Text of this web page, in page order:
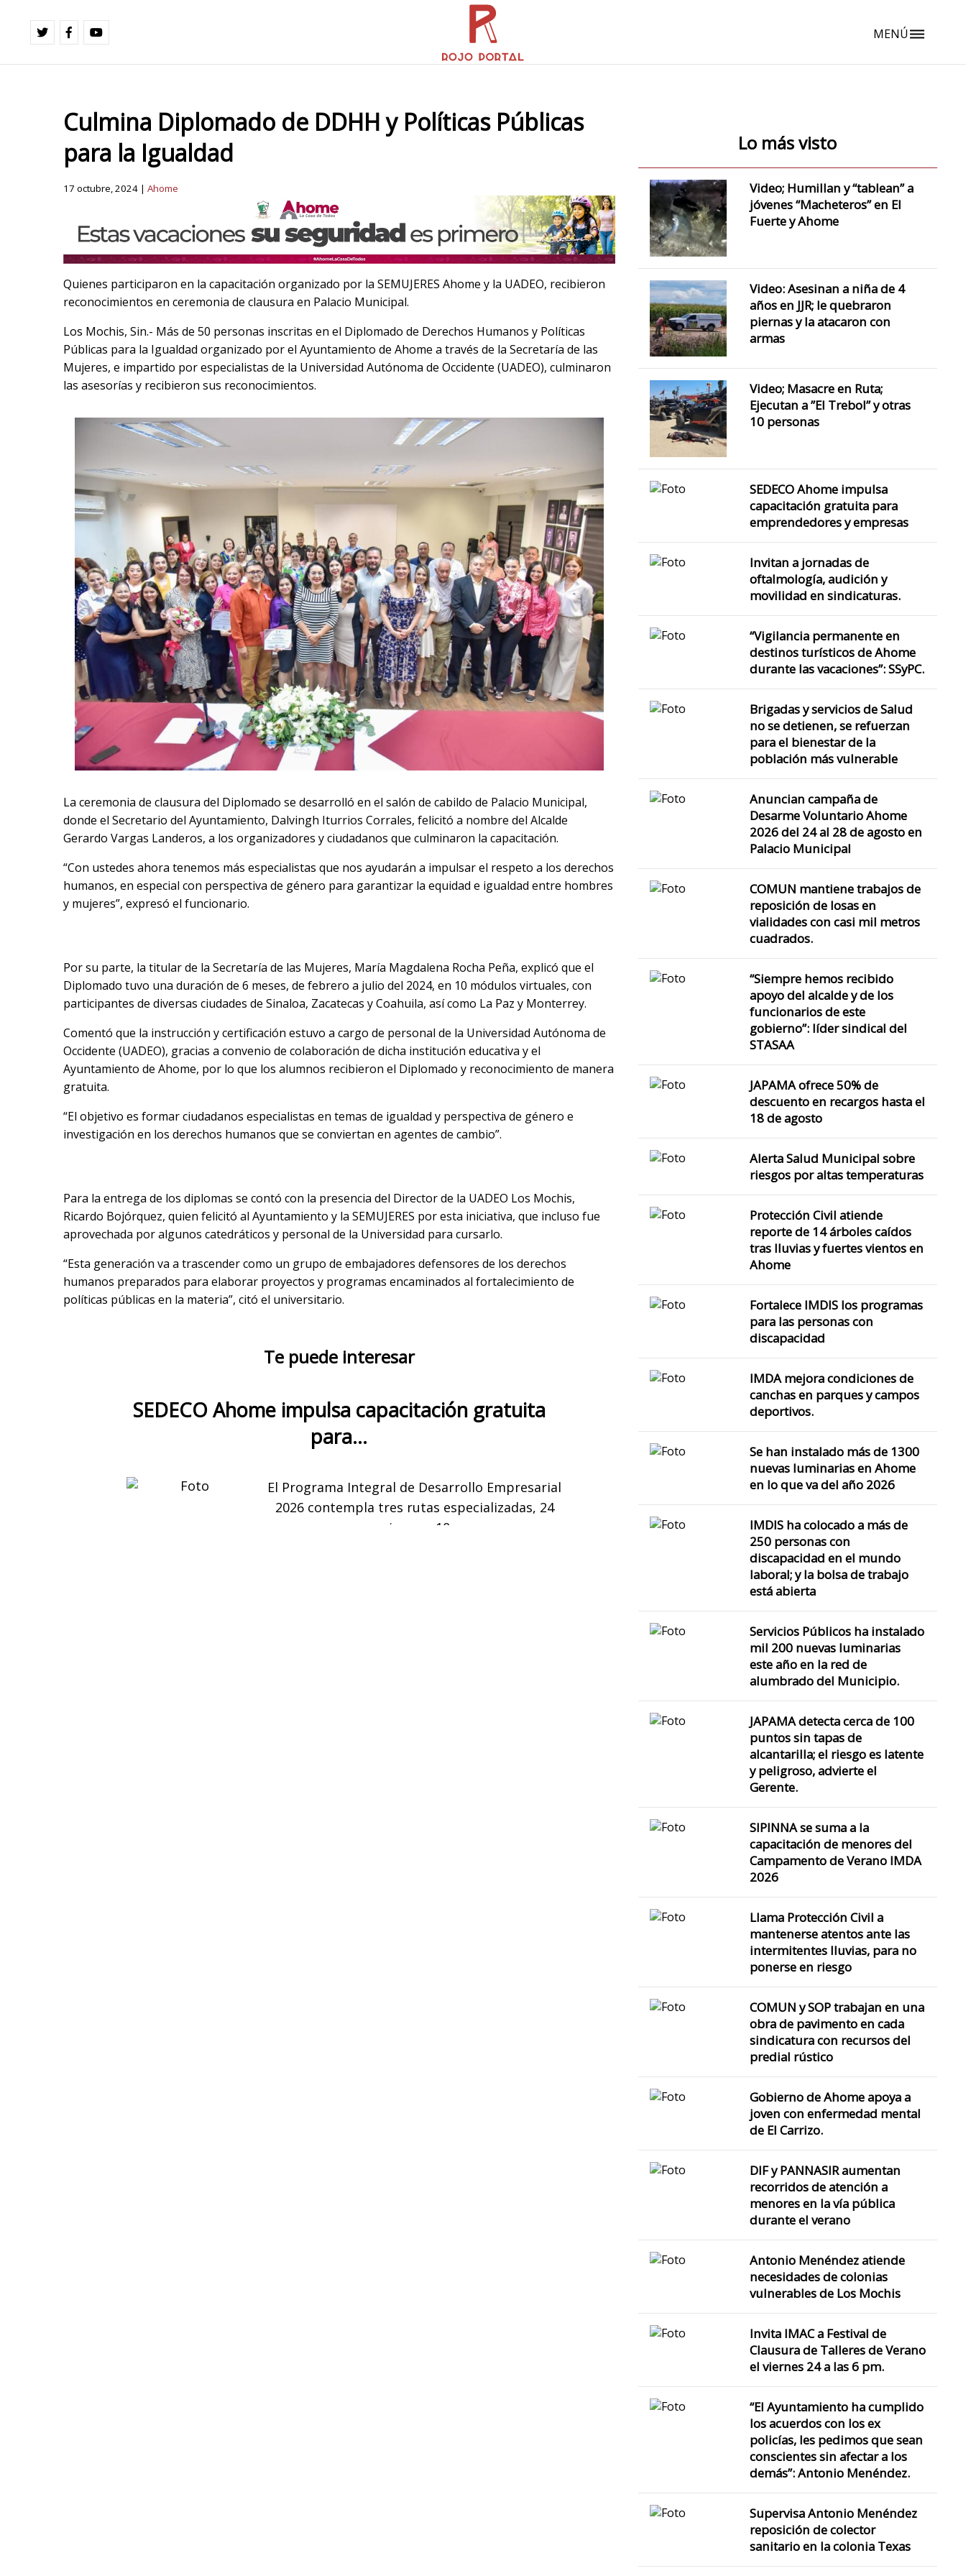
dehaze
MENÚ
Culmina Diplomado de DDHH y Políticas Públicas
para la Igualdad
17 octubre, 2024 | Ahome
Quienes participaron en la capacitación organizado por la SEMUJERES Ahome y la UADEO, recibieron
reconocimientos en ceremonia de clausura en Palacio Municipal.
Los Mochis, Sin.- Más de 50 personas inscritas en el Diplomado de Derechos Humanos y Políticas
Públicas para la Igualdad organizado por el Ayuntamiento de Ahome a través de la Secretaría de las
Mujeres, e impartido por especialistas de la Universidad Autónoma de Occidente (UADEO), culminaron
las asesorías y recibieron sus reconocimientos.
La ceremonia de clausura del Diplomado se desarrolló en el salón de cabildo de Palacio Municipal,
donde el Secretario del Ayuntamiento, Dalvingh Iturrios Corrales, felicitó a nombre del Alcalde
Gerardo Vargas Landeros, a los organizadores y ciudadanos que culminaron la capacitación.
“Con ustedes ahora tenemos más especialistas que nos ayudarán a impulsar el respeto a los derechos
humanos, en especial con perspectiva de género para garantizar la equidad e igualdad entre hombres
y mujeres”, expresó el funcionario.
Por su parte, la titular de la Secretaría de las Mujeres, María Magdalena Rocha Peña, explicó que el
Diplomado tuvo una duración de 6 meses, de febrero a julio del 2024, en 10 módulos virtuales, con
participantes de diversas ciudades de Sinaloa, Zacatecas y Coahuila, así como La Paz y Monterrey.
Comentó que la instrucción y certificación estuvo a cargo de personal de la Universidad Autónoma de
Occidente (UADEO), gracias a convenio de colaboración de dicha institución educativa y el
Ayuntamiento de Ahome, por lo que los alumnos recibieron el Diplomado y reconocimiento de manera
gratuita.
“El objetivo es formar ciudadanos especialistas en temas de igualdad y perspectiva de género e
investigación en los derechos humanos que se conviertan en agentes de cambio”.
Para la entrega de los diplomas se contó con la presencia del Director de la UADEO Los Mochis,
Ricardo Bojórquez, quien felicitó al Ayuntamiento y la SEMUJERES por esta iniciativa, que incluso fue
aprovechada por algunos catedráticos y personal de la Universidad para cursarlo.
“Esta generación va a trascender como un grupo de embajadores defensores de los derechos
humanos preparados para elaborar proyectos y programas encaminados al fortalecimiento de
políticas públicas en la materia”, citó el universitario.
Te puede interesar
SEDECO Ahome impulsa capacitación gratuita
para…
El Programa Integral de Desarrollo Empresarial
2026 contempla tres rutas especializadas, 24
sesiones y 10…
Invitan a jornadas de
Salud Municipal,
Pública se unen para
Lo más visto
Video; Humillan y “tablean” a
jóvenes “Macheteros” en El
Fuerte y Ahome
Video: Asesinan a niña de 4
años en JJR; le quebraron
piernas y la atacaron con
armas
Video; Masacre en Ruta;
Ejecutan a ”El Trebol” y otras
10 personas
SEDECO Ahome impulsa
capacitación gratuita para
emprendedores y empresas
Invitan a jornadas de
oftalmología, audición y
movilidad en sindicaturas.
“Vigilancia permanente en
destinos turísticos de Ahome
durante las vacaciones”: SSyPC.
Brigadas y servicios de Salud
no se detienen, se refuerzan
para el bienestar de la
población más vulnerable
Anuncian campaña de
Desarme Voluntario Ahome
2026 del 24 al 28 de agosto en
Palacio Municipal
COMUN mantiene trabajos de
reposición de losas en
vialidades con casi mil metros
cuadrados.
“Siempre hemos recibido
apoyo del alcalde y de los
funcionarios de este
gobierno”: líder sindical del
STASAA
JAPAMA ofrece 50% de
descuento en recargos hasta el
18 de agosto
Alerta Salud Municipal sobre
riesgos por altas temperaturas
Protección Civil atiende
reporte de 14 árboles caídos
tras lluvias y fuertes vientos en
Ahome
Fortalece IMDIS los programas
para las personas con
discapacidad
IMDA mejora condiciones de
canchas en parques y campos
deportivos.
Se han instalado más de 1300
nuevas luminarias en Ahome
en lo que va del año 2026
IMDIS ha colocado a más de
250 personas con
discapacidad en el mundo
laboral; y la bolsa de trabajo
está abierta
Servicios Públicos ha instalado
mil 200 nuevas luminarias
este año en la red de
alumbrado del Municipio.
JAPAMA detecta cerca de 100
puntos sin tapas de
alcantarilla; el riesgo es latente
y peligroso, advierte el
Gerente.
SIPINNA se suma a la
capacitación de menores del
Campamento de Verano IMDA
2026
Llama Protección Civil a
mantenerse atentos ante las
intermitentes lluvias, para no
ponerse en riesgo
COMUN y SOP trabajan en una
obra de pavimento en cada
sindicatura con recursos del
predial rústico
Gobierno de Ahome apoya a
joven con enfermedad mental
de El Carrizo.
DIF y PANNASIR aumentan
recorridos de atención a
menores en la vía pública
durante el verano
Antonio Menéndez atiende
necesidades de colonias
vulnerables de Los Mochis
Invita IMAC a Festival de
Clausura de Talleres de Verano
el viernes 24 a las 6 pm.
“El Ayuntamiento ha cumplido
los acuerdos con los ex
policías, les pedimos que sean
conscientes sin afectar a los
demás”: Antonio Menéndez.
Supervisa Antonio Menéndez
reposición de colector
sanitario en la colonia Texas